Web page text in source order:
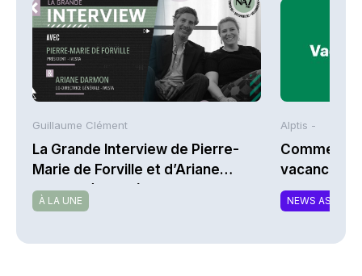
Guillaume Clément
La Grande Interview de Pierre-
Marie de Forville et d’Ariane
Darmon (Ivesta)
À LA UNE
Alptis -
Comment
vacances à
NEWS